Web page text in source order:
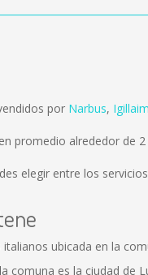
por Narbus,
promedio alrededor de 2
elegir entre los
ubicada en la
comuna es la ciudad